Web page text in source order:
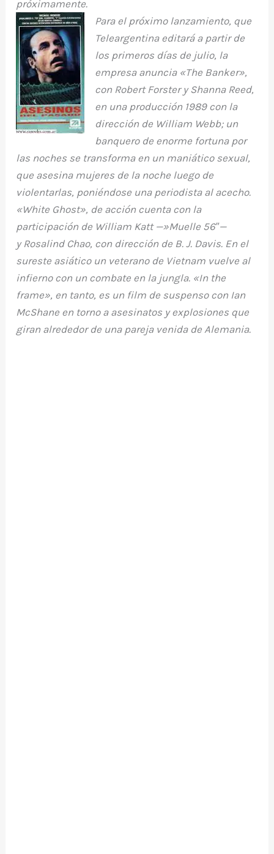
próximamente.
Para el próximo lanzamiento, que
Teleargentina editará a partir de
los primeros días de julio, la
empresa anuncia «The Banker»,
con Robert Forster y Shanna Reed,
en una producción 1989 con la
dirección de William Webb; un
banquero de enorme fortuna por
las noches se transforma en un maniático sexual,
que asesina mujeres de la noche luego de
violentarlas, poniéndose una periodista al acecho.
«White Ghost», de acción cuenta con la
participación de William Katt —»Muelle 56″—
y Rosalind Chao, con dirección de B. J. Davis. En el
sureste asiático un veterano de Vietnam vuelve al
infierno con un combate en la jungla. «In the
frame», en tanto, es un film de suspenso con Ian
McShane en torno a asesinatos y explosiones que
giran alrededor de una pareja venida de Alemania.